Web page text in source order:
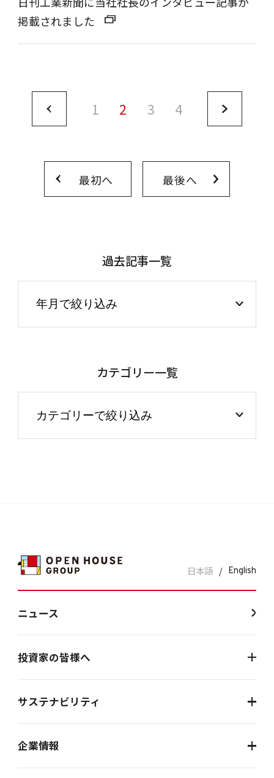
掲載されました
最初へ
1 2 3 4
最後へ
過去記事一覧
カテゴリー一覧
日本語 / English
投資家の皆様へ
サステナビリティ
企業情報
ニュース